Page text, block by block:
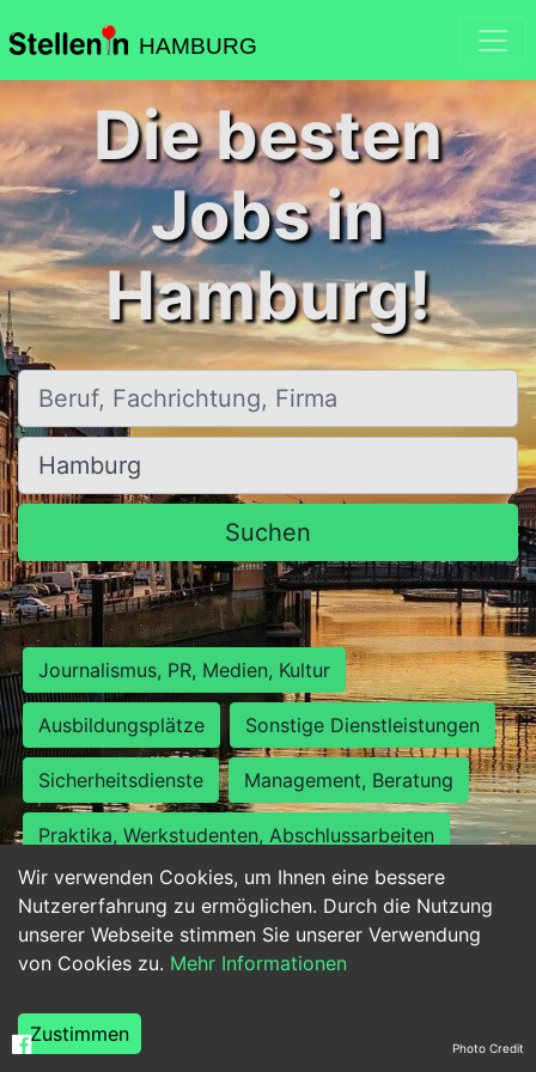
HAMBURG
Wir verwenden Cookies, um Ihnen eine bessere
Nutzererfahrung zu ermöglichen. Durch die Nutzung
unserer Webseite stimmen Sie unserer Verwendung
von Cookies zu. Mehr Informationen
Zustimmen
Die besten
Jobs in
Hamburg!
Beruf, Fachrichtung, Firma
Ort, Stadt
Suchen
Journalismus, PR, Medien, Kultur
Ausbildungsplätze Sonstige Dienstleistungen
Sicherheitsdienste Management, Beratung
Praktika, Werkstudenten, Abschlussarbeiten
Personalwesen Assistenz, Sekretariat
Hilfskräfte, Aushilfs- und Nebenjobs
Weiterbildung, Studium, duale Ausbildung Photo Credit